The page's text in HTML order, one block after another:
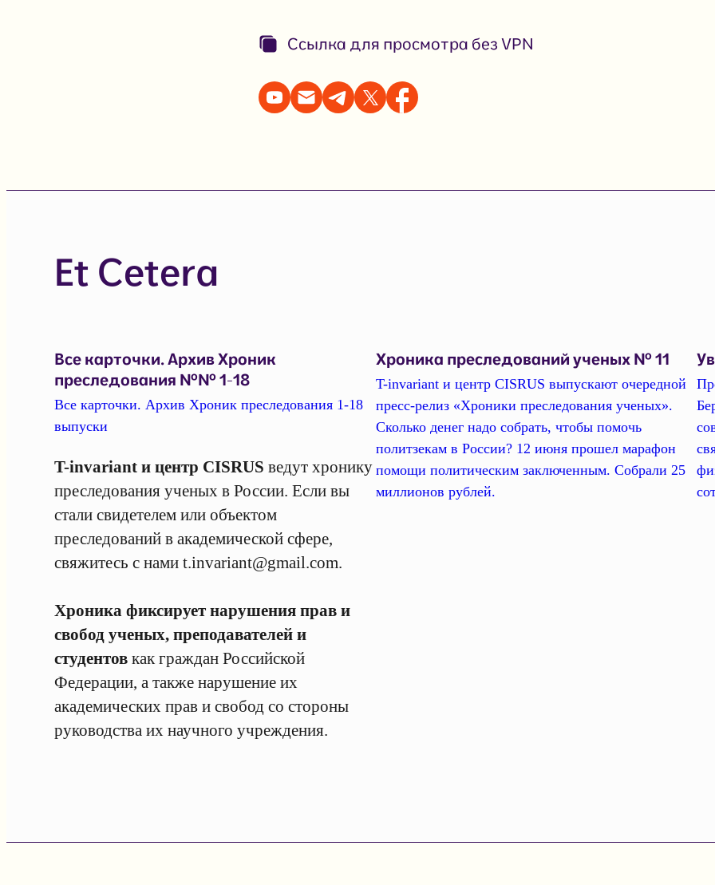
Ссылка для просмотра без VPN
Et Cetera
Все карточки. Архив Хроник
преследования №№ 1-18
Все карточки. Архив Хроник преследования 1-18
выпуски
T-invariant и центр CISRUS ведут хронику
преследования ученых в России. Если вы
стали свидетелем или объектом
преследований в академической сфере,
свяжитесь с намиt.invariant@gmail.com.
Хроника фиксирует нарушения прав и
свобод ученых, преподавателей и
студентов как граждан Российской
Федерации, а также нарушение их
академических прав и свобод со стороны
руководства их научного учреждения.
Хроника преследований ученых № 11
T-invariant и центр CISRUS выпускают очередной
пресс-релиз «Хроники преследования ученых».
Сколько денег надо собрать, чтобы помочь
политзекам в России? 12 июня прошел марафон
помощи политическим заключенным. Собрали 25
миллионов рублей.